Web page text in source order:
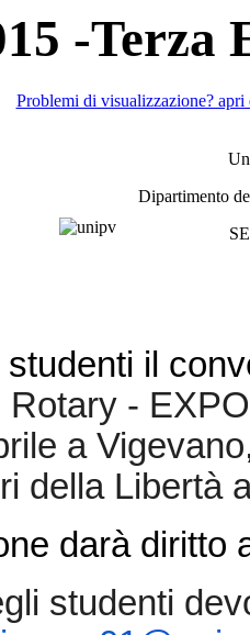
-Terza
Problemi di visualizzazione?
Dipartimento
il
Rotary -
a
della Libertà
darà diritto
studenti